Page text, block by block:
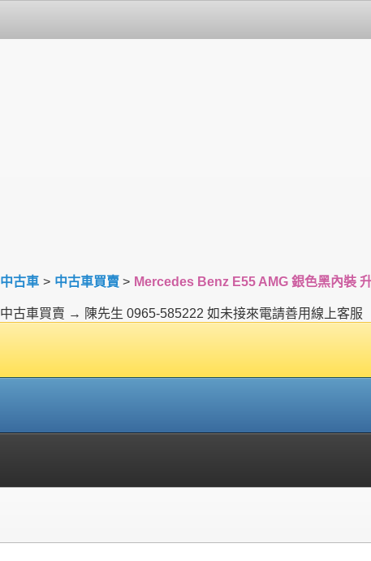
中古車 > 中古車買賣 > Mercedes Benz E55 AMG 銀色黑內裝
中古車買賣 → 陳先生 0965-585222 如未接來電請善用線上客服